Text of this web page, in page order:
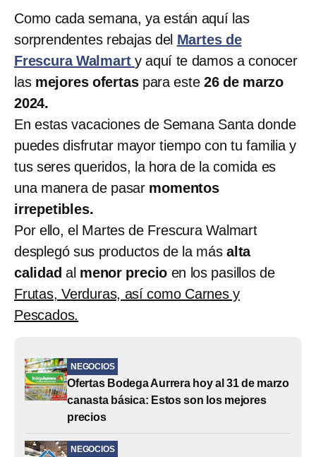
Como cada semana, ya están aquí las
sorprendentes rebajas del Martes de
Frescura Walmart y aquí te damos a conocer
las mejores ofertaspara este26 de marzo
2024.
En estas vacaciones de Semana Santa donde
puedes disfrutar mayor tiempo con tu familia y
tus seres queridos, la hora de la comida es
una manera de pasar momentos
irrepetibles.
Por ello, el Martes de Frescura Walmart
desplegó sus productos de la más alta
calidad al menor precio en los pasillos de
Frutas, Verduras, así como Carnes y
Pescados.
NEGOCIOS
Ofertas Bodega Aurrera hoy al 31 de marzo
canasta básica: Estos son los mejores
precios
NEGOCIOS